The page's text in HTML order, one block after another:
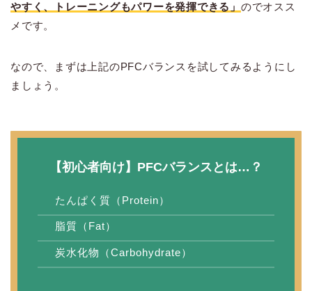
やすく、トレーニングもパワーを発揮できる」 のでオスス
メです。
なので、まずは上記のPFCバランスを試してみるようにし
ましょう。
【初心者向け】PFCバランスとは…？
たんぱく質（Protein）
脂質（Fat）
炭水化物（Carbohydrate）